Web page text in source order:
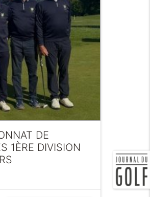
DE
1ÈRE DIVISION